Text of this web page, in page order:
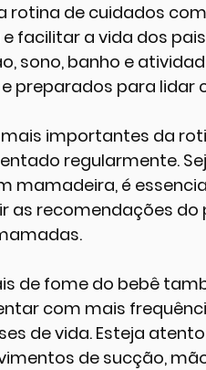
rotina de cuidados
facilitar a vida dos
sono, banho e
preparados para lidar
importantes da
regularmente.
mamadeira, é
as recomendações
de fome do bebê
com mais
de vida. Esteja
de sucção,